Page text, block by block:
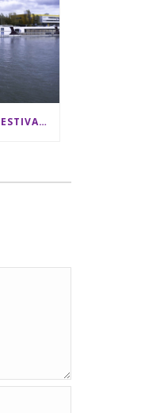
EXCELLENCE GOURMETFESTIVAL ´25: ZWEI STERNEKÖCHE ANTONIO GUIDA & DARIO MORESCO VERWÖHNEN IHRE GÄSTE AUF EINER LUXERIÖSEN SCHIFFSREISE